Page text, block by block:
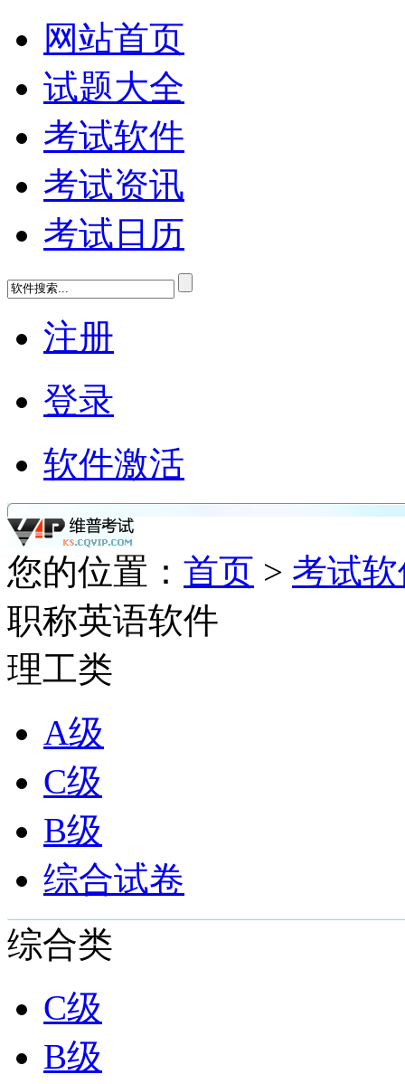
网站首页
试题大全
考试软件
考试资讯
考试日历
注册
登录
软件激活
您的位置： 首页 > 考试
职称英语软件
理工类
A级
C级
B级
综合试卷
综合类
C级
B级